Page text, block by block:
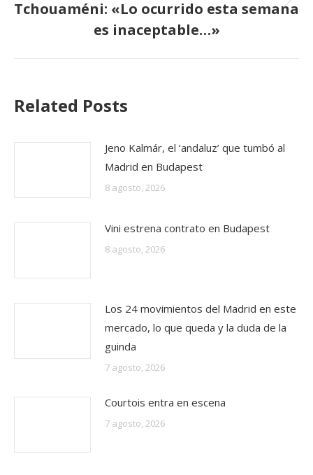
Publicación
siguiente:
Tchouaméni: «Lo ocurrido esta semana
es inaceptable…»
Related Posts
Jeno Kalmár, el ‘andaluz’ que tumbó al
Madrid en Budapest
8 agosto, 2026
Vini estrena contrato en Budapest
8 agosto, 2026
Los 24 movimientos del Madrid en este
mercado, lo que queda y la duda de la
guinda
7 agosto, 2026
Courtois entra en escena
7 agosto, 2026